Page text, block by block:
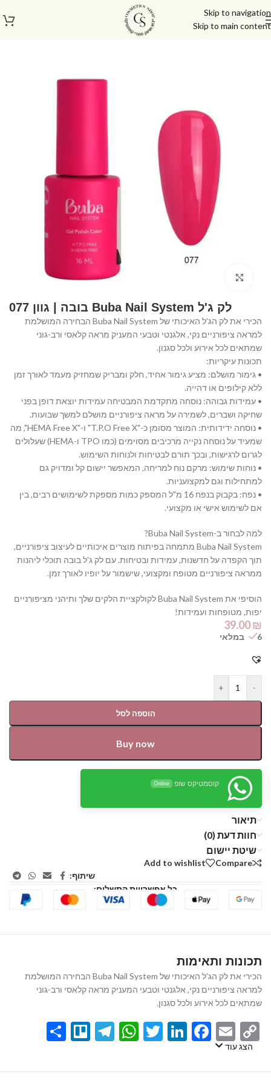
Skip to navigation
Skip to main content
לק ג'ל Buba Nail System בובה | גוון 077
הכירי את לק הג'ל האיכותי של Buba Nail System הבחירה המושלמת
למראה ציפורניים נקי, אלגנטי וטבעי המעניק מראה קלאסי ורב-גוני
שמתאים לכל אירוע ולכל סגנון.
תכונות עיקריות:
• גימור מושלם: מציע גימור אחיד, חלק ומבריק שמחזיק מעמד לאורך זמן
ללא קילופים או דהייה.
• עמידות גבוהה: נוסחה מתקדמת המבטיחה עמידות יוצאת דופן בפני
שחיקה ושברים, לשמירה על מראה ציפורניים מושלם למשך שבועות.
• נוסחה ידידותית: המוצר מסומן כ-"T.P.O Free X" ו-"HEMA Free X", מה
שמעיד על נוסחה נקייה מרכיבים מסוימים (כמו TPO ו-HEMA) שעלולים
לגרום לרגישות, ובכך תורם לבטיחות ולנוחות השימוש.
• נוחות שימוש: מרקם נוח למריחה, המאפשר יישום קל ומדויק גם
למתחילות וגם למקצועניות.
• נפח: בקבוק בנפח 16 מ"ל המספק כמות מספקת לשימושים רבים, בין
אם לשימוש אישי או מקצועי.
למה לבחור ב-Buba Nail System?
Buba Nail System מתמחה בפיתוח מוצרים איכותיים לעיצוב ציפורניים,
תוך הקפדה על חדשנות, עמידות ובטיחות. עם לק ג'ל בובה תוכלי ליהנות
ממראה ציפורניים מטופח ומקצועי, שישמור על יופיו לאורך זמן.
הוסיפי את Buba Nail System לקולקציית הלקים שלך ותיהני מציפורניים
יפות, מטופחות ועמידות!
39.00₪
6 במלאי
-
+
הוספה לסל
Buy now
קוסמטיקס שופ Online
תיאור
חוות דעת (0)
שיטת יישום
Compare
Add to wishlist
שיתוף:
כל אפשרויות התשלום:
תכונות ותאימות
הכירי את לק הג'ל האיכותי של Buba Nail System הבחירה המושלמת
למראה ציפורניים נקי, אלגנטי וטבעי המעניק מראה קלאסי ורב-גוני
שמתאים לכל אירוע ולכל סגנון.
Copy
Link
Email
Facebook
LinkedIn
Twitter
WhatsApp
Telegram
Trello
הצג עוד